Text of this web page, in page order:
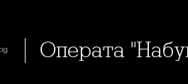
Операта